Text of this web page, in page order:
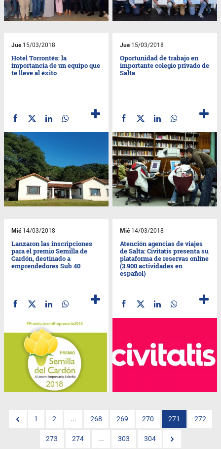
Jue15/03/2018
Hotel Torrontés: la
importancia de un equipo que
te lleve al éxito
Jue15/03/2018
Oportunidad de trabajo en
importante colegio privado de
Salta
Mié14/03/2018
Lanzaron las inscripciones
para el premio Semilla de
Cardón, destinado a
emprendedores Sub 40
Mié14/03/2018
Atención agencias de viajes
de Salta: Civitatis presenta su
plataforma de reservas online
(3.900 actividades en
español)
1 2 ... 268 269 270 271 272
273 274 ... 303 304